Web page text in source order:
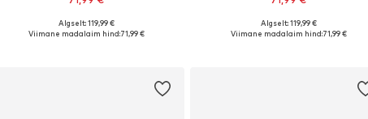
Saadaolevad suurused: 36, 37, 38, 39, 40
Algselt: 119,99 €
Viimane madalaim hind:71,99 €
Algselt: 119,99 €
Viimane madalaim hind:71,99 €